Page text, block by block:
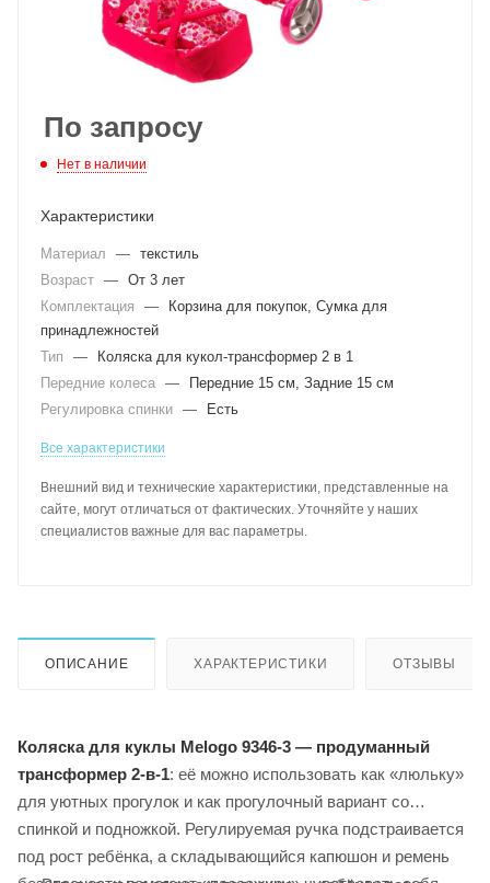
По запросу
Нет в наличии
Характеристики
Материал — текстиль
Возраст — От 3 лет
Комплектация
—
Корзина для покупок, Сумка для
принадлежностей
Тип
—
Коляска для кукол‑трансформер 2 в 1
Передние колеса —
Передние 15 см, Задние 15 см
Регулировка спинки — Есть
Все характеристики
Внешний вид и технические характеристики, представленные на
сайте, могут отличаться от фактических. Уточняйте у наших
специалистов важные для вас параметры.
ОПИСАНИЕ ХАРАКТЕРИСТИКИ ОТЗЫВЫ
Коляска для куклы Melogo 9346-3 — продуманный
трансформер 2‑в‑1: её можно использовать как «люльку»
для уютных прогулок и как прогулочный вариант со
спинкой и подножкой. Регулируемая ручка подстраивается
под рост ребёнка, а складывающийся капюшон и ремень